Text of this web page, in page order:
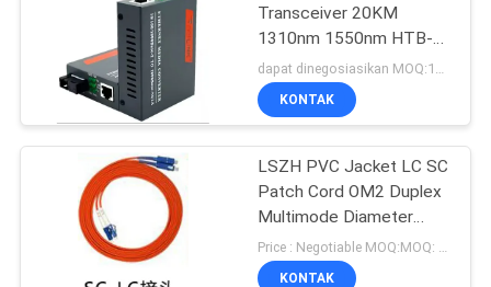
Alat FTTH
11
Transceiver 20KM
1310nm 1550nm HTB-
GS-03A/B Single Mode
Single Fibers
dapat dinegosiasikan MOQ:100 PCS
KONTAK
LSZH PVC Jacket LC SC
Patch Cord OM2 Duplex
Multimode Diameter
0.9mm / 2.0mm / 3.0mm
KONTAK